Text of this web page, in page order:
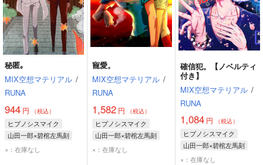
秘匿｡
MIX空想マテリアル /
RUNA
944 円 （税込）
ヒプノシスマイク
山田一郎×碧棺左馬刻
碧棺左馬刻
×：在庫なし
寵愛。
MIX空想マテリアル /
RUNA
1,582 円 （税込）
ヒプノシスマイク
山田一郎×碧棺左馬刻
碧棺左馬刻
×：在庫なし
確信犯。【ノベルティ
付き】
MIX空想マテリアル /
RUNA
1,084円 （税込）
ヒプノシスマイク
山田一郎×碧棺左馬刻
山田一郎
×：在庫なし